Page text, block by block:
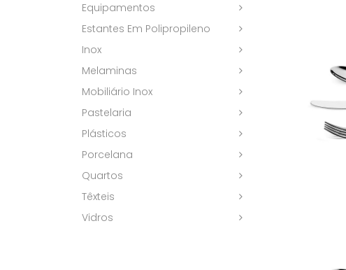
Equipamentos
Estantes Em Polipropileno
Inox
Melaminas
Mobiliário Inox
Pastelaria
Plásticos
Porcelana
Quartos
Têxteis
Vidros